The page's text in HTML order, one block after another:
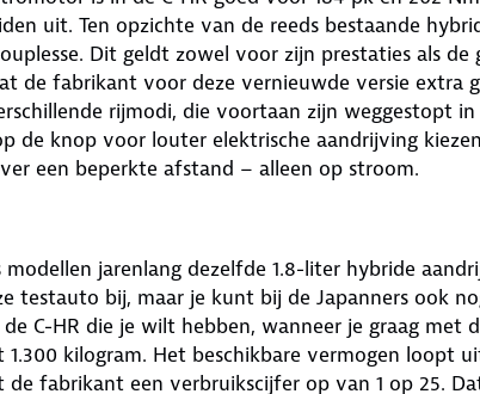
uit. Ten opzichte van de reeds bestaande
Dit geldt zowel voor zijn prestaties als de
de fabrikant voor deze vernieuwde versie extra
rijmodi, die voortaan zijn weggestopt
de knop voor louter elektrische aandrijving
een beperkte afstand – alleen op stroom.
jarenlang dezelfde 1.8-liter hybride
testauto bij, maar je kunt bij de Japanners ook
C-HR die je wilt hebben, wanneer je graag met
kilogram. Het beschikbare vermogen loopt
fabrikant een verbruikscijfer op van 1 op 25.